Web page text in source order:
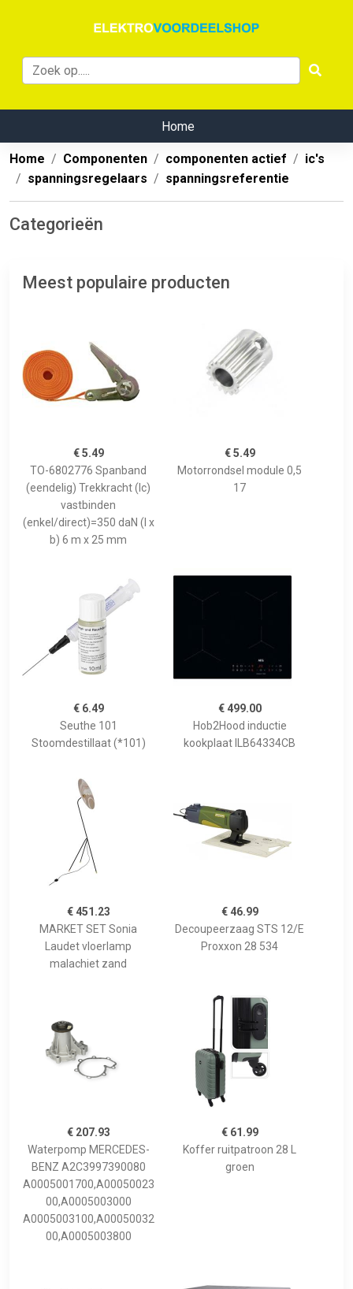
Home
Home Componenten componenten actief
ic's
spanningsregelaars
spanningsreferentie
Categorieën
Meest populaire producten
€ 5.49
TO-6802776 Spanband
(eendelig) Trekkracht (lc)
vastbinden
(enkel/direct)=350 daN (l x
b) 6 m x 25 mm
€ 5.49
Motorrondsel module 0,5
17
€ 6.49
Seuthe 101
Stoomdestillaat (*101)
€ 499.00
Hob2Hood inductie
kookplaat ILB64334CB
€ 451.23
MARKET SET Sonia
Laudet vloerlamp
malachiet zand
€ 46.99
Decoupeerzaag STS 12/E
Proxxon 28 534
€ 207.93
Waterpomp MERCEDES-
BENZ A2C3997390080
A0005001700,A00050023
00,A0005003000
A0005003100,A00050032
00,A0005003800
€ 61.99
Koffer ruitpatroon 28 L
groen